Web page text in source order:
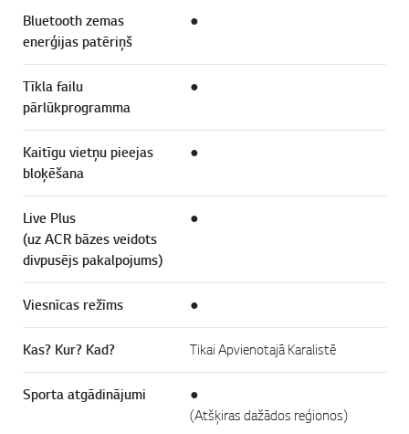
Bluetooth zemas
enerģijas patēriņš
●
Tīkla failu
pārlūkprogramma
●
Kaitīgu vietņu pieejas
bloķēšana
●
Live Plus
(uz ACR bāzes veidots
divpusējs pakalpojums)
●
Viesnīcas režīms ●
Kas? Kur? Kad? Tikai Apvienotajā Karalistē
Sporta atgādinājumi
●
(Atšķiras dažādos reģionos)